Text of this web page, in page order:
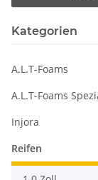
Kategorien
A.L.T-Foams
A.L.T-Foams
Injora
Reifen